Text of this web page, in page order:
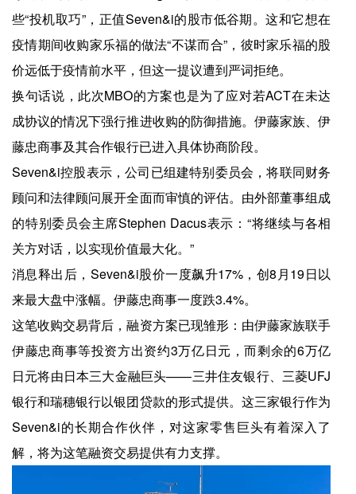
些“投机取巧”，正值Seven&i的股市低谷期。这和它想在
疫情期间收购家乐福的做法“不谋而合”，彼时家乐福的股
价远低于疫情前水平，但这一提议遭到严词拒绝。
换句话说，此次MBO的方案也是为了应对若ACT在未达
成协议的情况下强行推进收购的防御措施。伊藤家族、伊
藤忠商事及其合作银行已进入具体协商阶段。
Seven&i控股表示，公司已组建特别委员会，将联同财务
顾问和法律顾问展开全面而审慎的评估。由外部董事组成
的特别委员会主席Stephen Dacus表示：“将继续与各相
关方对话，以实现价值最大化。”
消息释出后，Seven&i股价一度飙升17%，创8月19日以
来最大盘中涨幅。伊藤忠商事一度跌3.4%。
这笔收购交易背后，融资方案已现雏形：由伊藤家族联手
伊藤忠商事等投资方出资约3万亿日元，而剩余的6万亿
日元将由日本三大金融巨头——三井住友银行、三菱UFJ
银行和瑞穗银行以银团贷款的形式提供。这三家银行作为
Seven&i的长期合作伙伴，对这家零售巨头有着深入了
解，将为这笔融资交易提供有力支撑。